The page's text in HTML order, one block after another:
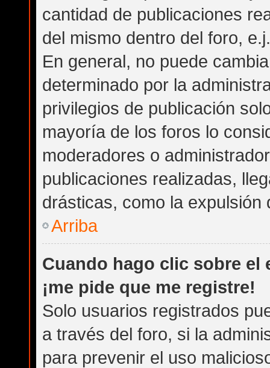
cantidad de publicaciones
del mismo dentro del foro,
En general, no puede
determinado por la
privilegios de publicación
mayoría de los foros lo
moderadores o
publicaciones realizadas,
drásticas, como la expulsión
Arriba
Cuando hago clic sobre el
¡me pide que me registre!
Solo usuarios registrados
a través del foro, si la
para prevenir el uso